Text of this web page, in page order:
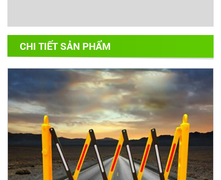
CHI TIẾT SẢN PHẨM